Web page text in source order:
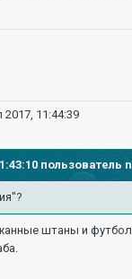
2017, 11:44:39
пользователь
штаны и